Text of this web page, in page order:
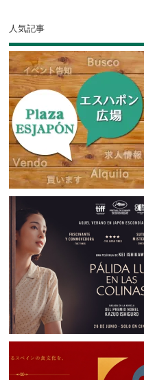
人気記事